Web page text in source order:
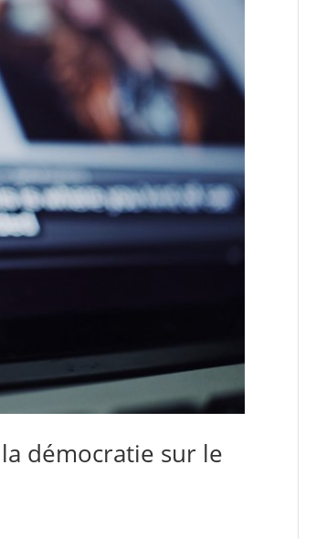
démocratie sur le